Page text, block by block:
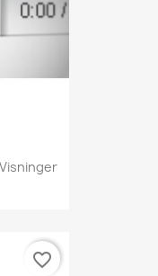
favorite_border